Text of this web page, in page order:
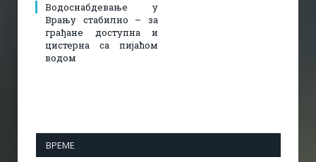
Водоснабдевање у
Врању стабилно – за
грађане доступна и
цистерна са пијаћом
водом
ВРЕМЕ